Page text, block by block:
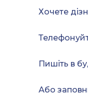
Хочете
Пишіть в
Або